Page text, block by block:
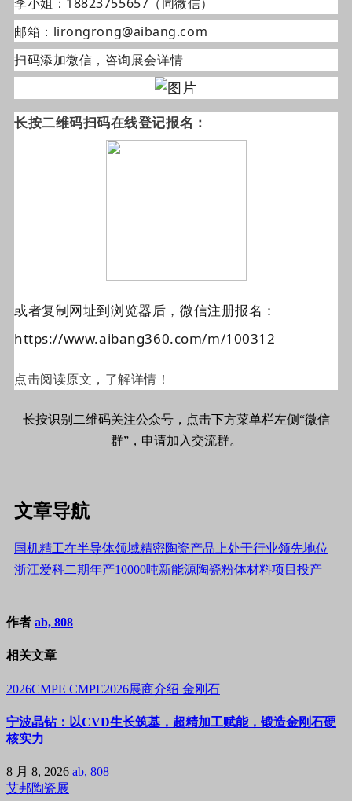
邮箱：lirongrong@aibang.com
扫码添加微信，咨询展会详情
长按二维码扫码在线登记报名：
或者复制网址到浏览器后，微信注册报名：
https://www.aibang360.com/m/100312
点击阅读原文，了解详情！
长按识别二维码关注公众号，点击下方菜单栏左侧“微信
群”，申请加入交流群。
文章导航
国机精工在半导体领域精密陶瓷产品上处于行业领先地位
浙江爱科二期年产10000吨新能源陶瓷粉体材料项目投产
作者 ab, 808
相关文章
2026CMPE CMPE2026展商介绍 金刚石
宁波晶钻：以CVD生长筑基，超精加工赋能，锻造金刚石硬
核实力
8 月 8, 2026 ab, 808
艾邦陶瓷展